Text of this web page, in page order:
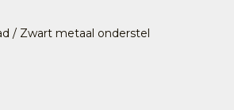
/ Zwart metaal onderstel